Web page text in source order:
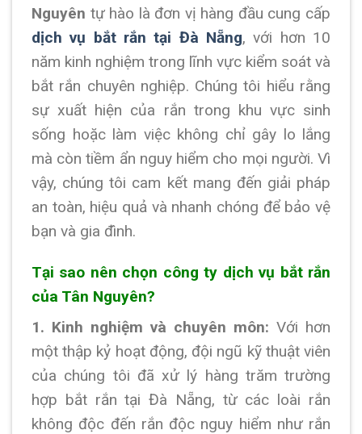
Nguyên tự hào là đơn vị hàng đầu cung cấp
dịch vụ bắt rắn tại Đà Nẵng, với hơn 10
năm kinh nghiệm trong lĩnh vực kiểm soát và
bắt rắn chuyên nghiệp. Chúng tôi hiểu rằng
sự xuất hiện của rắn trong khu vực sinh
sống hoặc làm việc không chỉ gây lo lắng
mà còn tiềm ẩn nguy hiểm cho mọi người. Vì
vậy, chúng tôi cam kết mang đến giải pháp
an toàn, hiệu quả và nhanh chóng để bảo vệ
bạn và gia đình.
Tại sao nên chọn công ty dịch vụ bắt rắn
của Tân Nguyên?
1. Kinh nghiệm và chuyên môn: Với hơn
một thập kỷ hoạt động, đội ngũ kỹ thuật viên
của chúng tôi đã xử lý hàng trăm trường
hợp bắt rắn tại Đà Nẵng, từ các loài rắn
không độc đến rắn độc nguy hiểm như rắn